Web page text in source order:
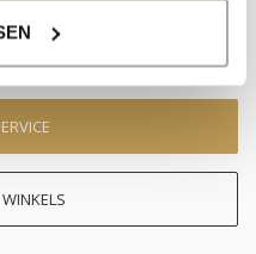
u onze bedrijfsgegevens,